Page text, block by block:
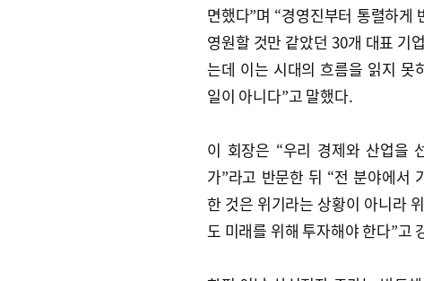
면했다”며 “경영진부터 통렬하게
영원할 것만 같았던 30개 대표 기
는데 이는 시대의 흐름을 읽지 못
일이 아니다”고 말했다.
이 회장은 “우리 경제와 산업을
가”라고 반문한 뒤 “전 분야에서
한 것은 위기라는 상황이 아니라
도 미래를 위해 투자해야 한다”고